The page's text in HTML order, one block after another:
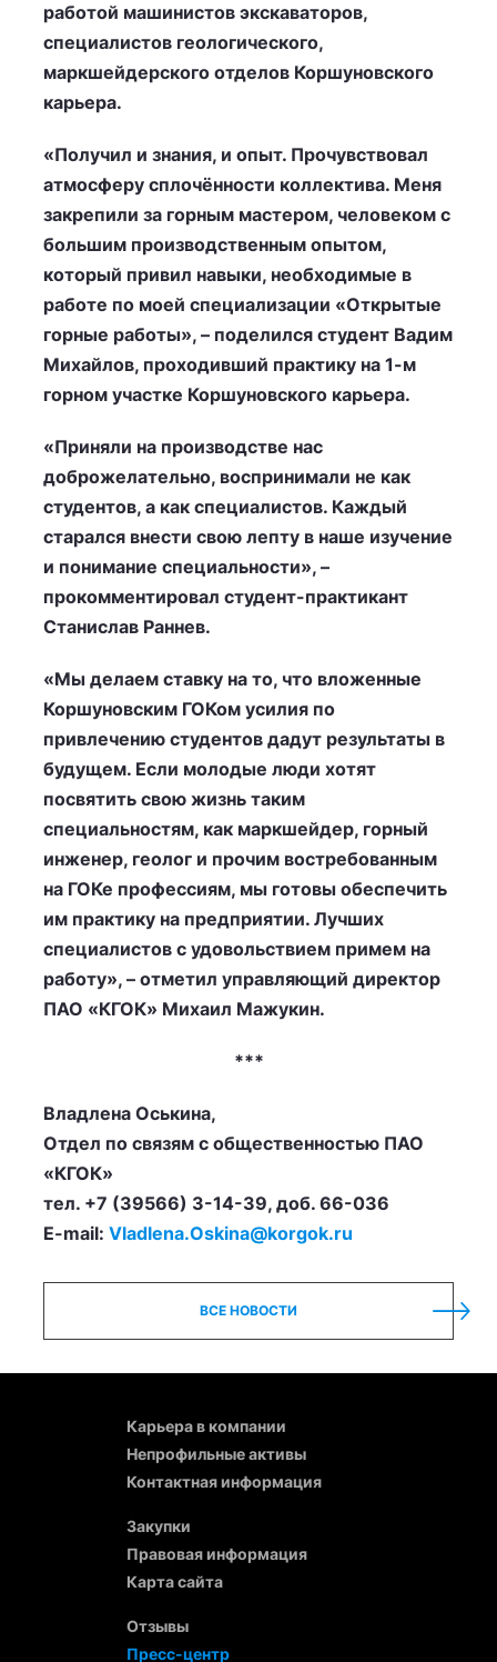
работой машинистов экскаваторов,
специалистов геологического,
маркшейдерского отделов Коршуновского
карьера.
«Получил и знания, и опыт. Прочувствовал
атмосферу сплочённости коллектива. Меня
закрепили за горным мастером, человеком с
большим производственным опытом,
который привил навыки, необходимые в
работе по моей специализации «Открытые
горные работы», – поделился студент Вадим
Михайлов, проходивший практику на 1-м
горном участке Коршуновского карьера.
«Приняли на производстве нас
доброжелательно, воспринимали не как
студентов, а как специалистов. Каждый
старался внести свою лепту в наше изучение
и понимание специальности», –
прокомментировал студент-практикант
Станислав Раннев.
«Мы делаем ставку на то, что вложенные
Коршуновским ГОКом усилия по
привлечению студентов дадут результаты в
будущем. Если молодые люди хотят
посвятить свою жизнь таким
специальностям, как маркшейдер, горный
инженер, геолог и прочим востребованным
на ГОКе профессиям, мы готовы обеспечить
им практику на предприятии. Лучших
специалистов с удовольствием примем на
работу», – отметил управляющий директор
ПАО «КГОК» Михаил Мажукин.
***
Владлена Оськина,
Отдел по связям с общественностью ПАО
«КГОК»
тел. +7 (39566) 3-14-39, доб. 66-036
E-mail: Vladlena.Oskina@korgok.ru
ВСЕ НОВОСТИ
Карьера в компании
Непрофильные активы
Контактная информация
Закупки
Правовая информация
Карта сайта
Отзывы
Пресс-центр